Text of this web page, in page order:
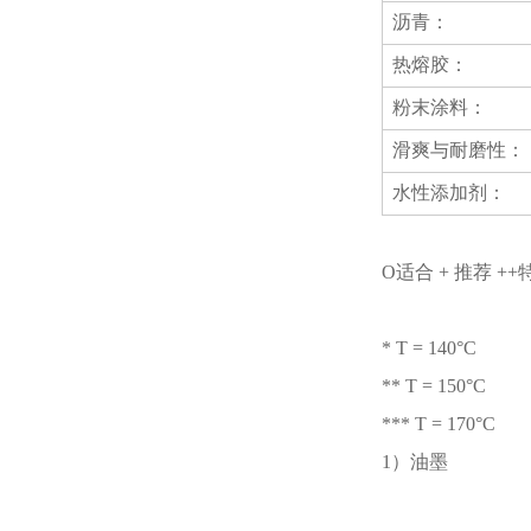
沥青：
热熔胶：
粉末涂料：
滑爽与耐磨性：
水性添加剂：
O适合 + 推荐 ++
* T = 140°C
** T = 150°C
*** T = 170°C
1）油墨